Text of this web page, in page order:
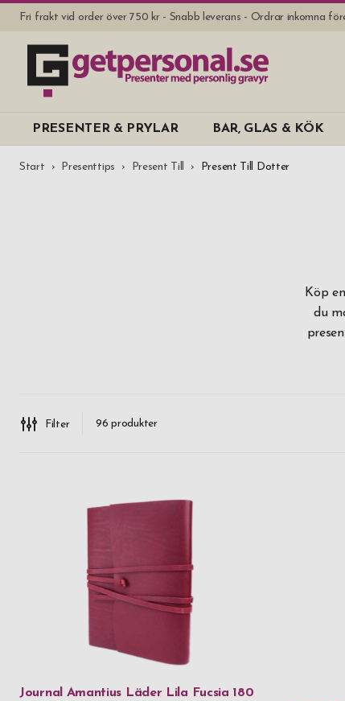
Fri frakt vid order över 750 kr - Snabb leverans - Ordrar inkomna
PRESENTER & PRYLAR BAR, GLAS & KÖK
Start Presenttips Present Till Present Till Dotter
Köp
du
Filter 96 produkter
Journal Amantius Läder Lila Fucsia 180